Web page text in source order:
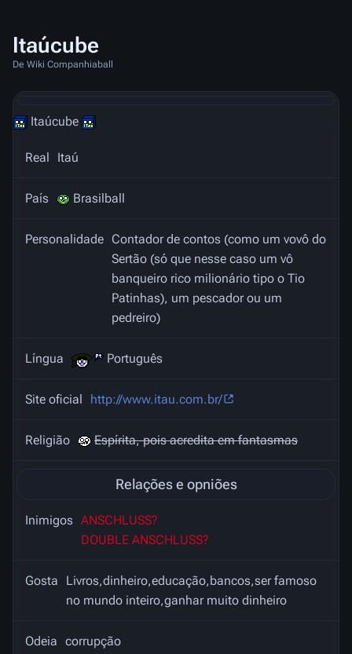
Itaúcube
De Wiki Companhiaball
Itaúcube
Real Itaú
País Brasilball
Personalidade Contador de contos (como um vovô do
Sertão (só que nesse caso um vô
banqueiro rico milionário tipo o Tio
Patinhas), um pescador ou um
pedreiro)
Língua Português
Site oficial http://www.itau.com.br/
Religião Espírita, pois acredita em fantasmas
Relações e opniões
Inimigos ANSCHLUSS?
DOUBLE ANSCHLUSS?
Gosta
Livros,dinheiro,educação,bancos,ser famoso
no mundo inteiro,ganhar muito dinheiro
Odeia corrupção